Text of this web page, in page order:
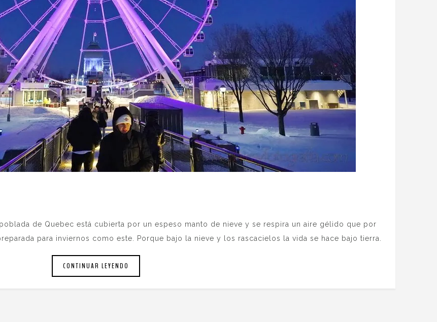
de Quebec está cubierta por un espeso manto de nieve y se respira un aire gélido que por
para inviernos como este. Porque bajo la nieve y los rascacielos la vida se hace bajo tierra.
CONTINUAR LEYENDO